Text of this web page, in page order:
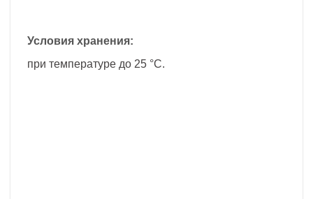
Условия хранения:
при температуре до 25 °С.